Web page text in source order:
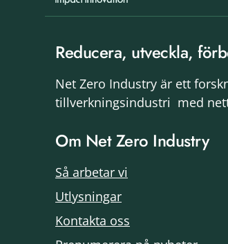
Reducera, utveckla,
Net Zero Industry är ett
tillverkningsindustri med
Om Net Zero Industry
Så arbetar vi
Utlysningar
Kontakta oss